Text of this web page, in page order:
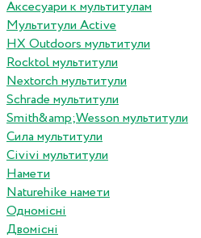
Аксесуари к мультитулам
Мультитули Active
HX Outdoors мультитули
Rocktol мультитули
Nextorch мультитули
Schrade мультитули
Smith&amp;Wesson мультитули
Сила мультитули
Civivi мультитули
Намети
Naturehike намети
Одномісні
Двомісні